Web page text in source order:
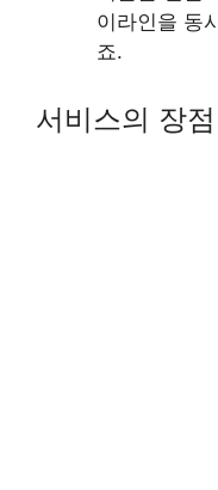
이라인을 동
죠.
서비스의 장점